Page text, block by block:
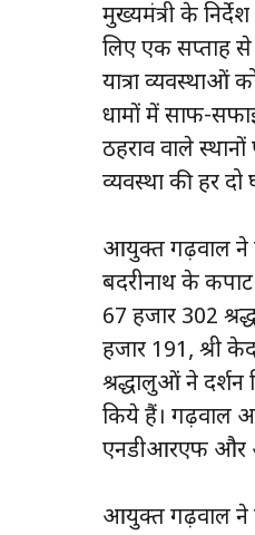
मुख्यमंत्री के
लिए एक सप्ताह से
यात्रा व्यवस्थाओं
धामों में साफ-
ठहराव वाले
व्यवस्था की हर दो
आयुक्त गढ़वाल ने
बदरीनाथ के
67 हजार 302
हजार 191, श्री
श्रद्धालुओं ने
किये हैं। गढ़वाल
एनडीआरएफ और
आयुक्त गढ़वाल ने